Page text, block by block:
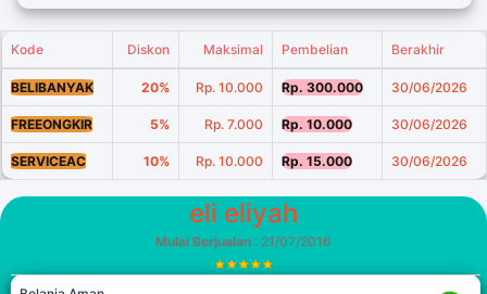
Kode Diskon Maksimal Pembelian Berakhir
BELIBANYAK 20% Rp. 10.000 Rp. 300.000 30/06/2026
FREEONGKIR 5% Rp. 7.000 Rp. 10.000 30/06/2026
SERVICEAC 10% Rp. 10.000 Rp. 15.000 30/06/2026
eli eliyah
Mulai Berjualan : 21/07/2016